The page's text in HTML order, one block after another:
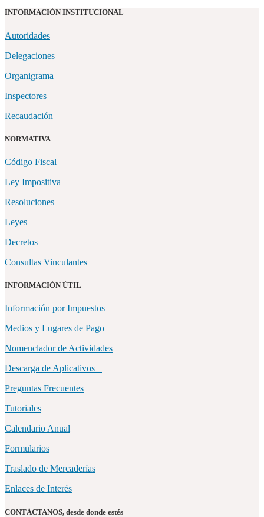
INFORMACIÓN INSTITUCIONAL
Autoridades
Delegaciones
Organigrama
Inspectores
Recaudación
NORMATIVA
Código Fiscal
Ley Impositiva
Resoluciones
Leyes
Decretos
Consultas Vinculantes
INFORMACIÓN ÚTIL
Información por Impuestos
Medios y Lugares de Pago
Nomenclador de Actividades
Descarga de Aplicativos
Preguntas Frecuentes
Tutoriales
Calendario Anual
Formularios
Traslado de Mercaderías
Enlaces de Interés
CONTÁCTANOS, desde donde estés